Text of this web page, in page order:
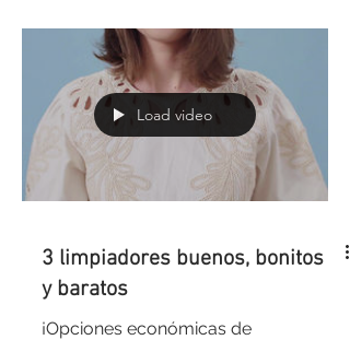
Load video
3 limpiadores buenos, bonitos
y baratos
¡Opciones económicas de